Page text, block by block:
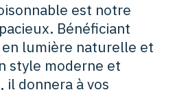
est notre
Bénéficiant
en lumière naturelle et
style moderne et
il donnera à vos